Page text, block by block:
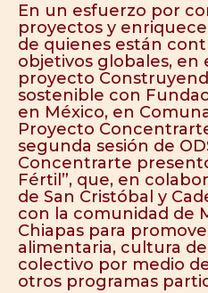
En un esfuerzo por
proyectos y
de quienes están
objetivos globales, en
proyecto
sostenible con
en México, en
Proyecto
segunda sesión de
Concentrarte
Fértil”, que, en
de San Cristóbal y
con la comunidad de
Chiapas para
alimentaria, cultura
colectivo por medio
otros programas